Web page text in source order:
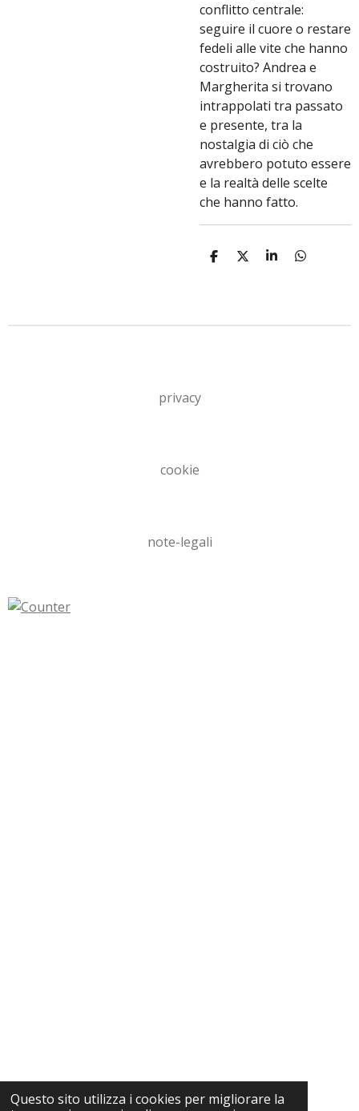
Questo sito utilizza i cookies per migliorare la
conflitto centrale:
seguire il cuore o restare
fedeli alle vite che hanno
costruito? Andrea e
Margherita si trovano
intrappolati tra passato
e presente, tra la
nostalgia di ciò che
avrebbero potuto essere
e la realtà delle scelte
che hanno fatto.
C
v
C
v
C
v
C
v
privacy
cookie
note-legali